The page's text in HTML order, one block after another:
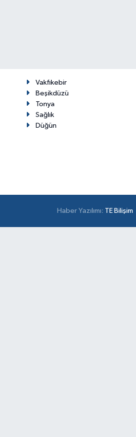
Vakfıkebir
Beşikdüzü
Tonya
Sağlık
Düğün
Haber Yazılımı: TE Bilişim